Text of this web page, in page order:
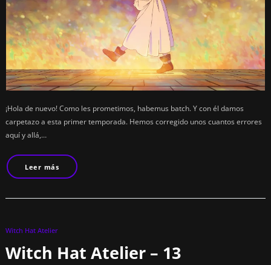
¡Hola de nuevo! Como les prometimos, habemus batch. Y con él damos
carpetazo a esta primer temporada. Hemos corregido unos cuantos errores
aquí y allá,…
Leer más
Witch Hat Atelier
Witch Hat Atelier – 13